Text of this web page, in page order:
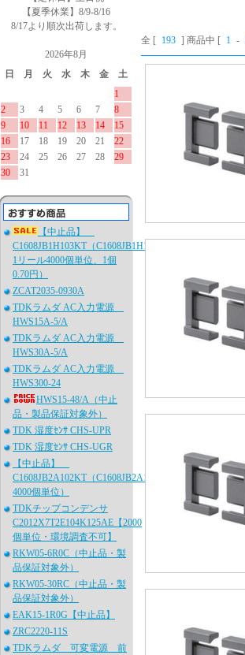
【夏季休業】8/9-8/16
8/17より順次出荷します。
2026年8月
日
月 火 水 木 金
土
1
2
3 4 5 6 7
8
9
10 11 12 13 14
15
16
17 18 19 20 21
22
23
24 25 26 27 28
29
30
31
【中止品】
C1608JB1H103KT（C1608JB1H103K080AA、
1リール4000個単位、1個
0.70円）
ZCAT2035-0930A
TDKラムダ AC入力電源
HWS15A-5/A
TDKラムダ AC入力電源
HWS30A-5/A
TDKラムダ AC入力電源
HWS300-24
HWS15-48/A（中止
品・製品保証対象外）
TDK 湿度ｾﾝｻ CHS-UPR
TDK 湿度ｾﾝｻ CHS-UGR
【中止品】
C1608JB2A102KT（C1608JB2A102K080AA、
4000個単位）
TDKチップコンデンサ
C2012X7T2E104K125AE【2000
個単位・環境調査不可】
RKW05-6R0C（中止品・製
品保証対象外）
RKW05-30RC（中止品・製
品保証対象外）
EAK15-1R0G【中止品】
ZRC2220-11S
TDKラムダ 可変電源 前
全 [ 193 ] 商品中 [ 1 -